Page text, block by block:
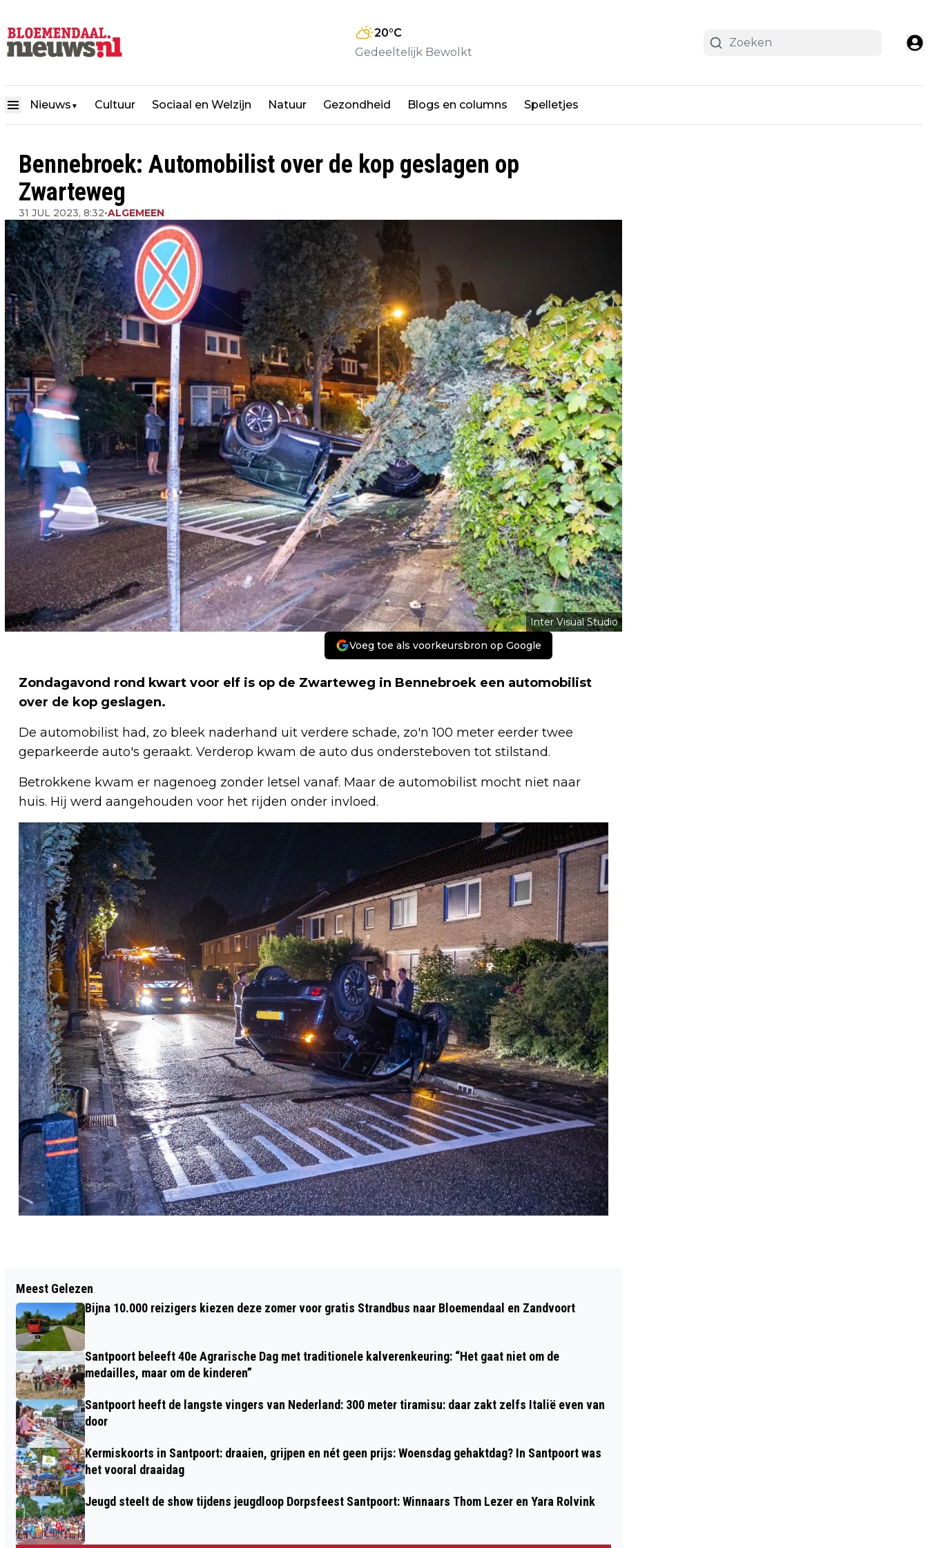
20°C
Gedeeltelijk Bewolkt
Nieuws ▼ Cultuur Sociaal en Welzijn Natuur Gezondheid Blogs en columns Spelletjes
Bennebroek: Automobilist over de kop geslagen op
Zwarteweg
31 JUL 2023, 8:32•ALGEMEEN
Inter Visual Studio
Voeg toe als voorkeursbron op Google
Zondagavond rond kwart voor elf is op de Zwarteweg in Bennebroek een automobilist
over de kop geslagen.
De automobilist had, zo bleek naderhand uit verdere schade, zo'n 100 meter eerder twee
geparkeerde auto's geraakt. Verderop kwam de auto dus ondersteboven tot stilstand.
Betrokkene kwam er nagenoeg zonder letsel vanaf. Maar de automobilist mocht niet naar
huis. Hij werd aangehouden voor het rijden onder invloed.
BOSW8ER UIT DE KLAS (#4): WILDE
BLOEMEN: DE SUPERMARKT VOOR
INSECTEN
TERUG; RISICO OP BRAND EN
Meest Gelezen
Bijna 10.000 reizigers kiezen deze zomer voor gratis Strandbus naar Bloemendaal en Zandvoort
Santpoort beleeft 40e Agrarische Dag met traditionele kalverenkeuring: “Het gaat niet om de
medailles, maar om de kinderen”
Santpoort heeft de langste vingers van Nederland: 300 meter tiramisu: daar zakt zelfs Italië even van
door
Kermiskoorts in Santpoort: draaien, grijpen en nét geen prijs: Woensdag gehaktdag? In Santpoort was
het vooral draaidag
Jeugd steelt de show tijdens jeugdloop Dorpsfeest Santpoort: Winnaars Thom Lezer en Yara Rolvink